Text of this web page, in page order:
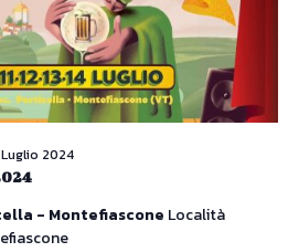
Luglio 2024
- Montefiascone Località